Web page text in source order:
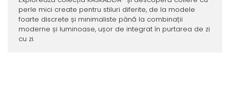
perle mici create pentru stiluri diferite, de la modele
foarte discrete și minimaliste până la combinații
moderne și luminoase, ușor de integrat în purtarea de zi
cu zi.